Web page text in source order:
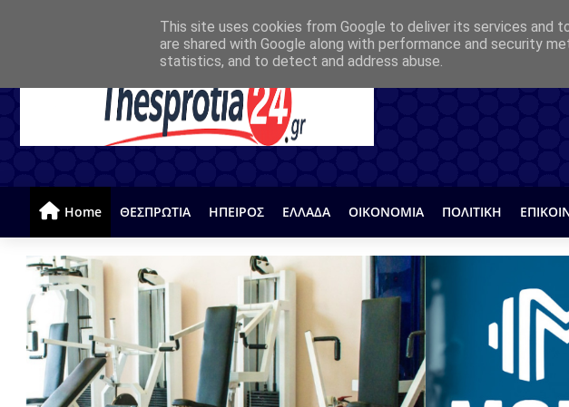
Home ΘΕΣΠΡΩΤΙΑ ΗΠΕΙΡΟΣ ΕΛΛΑΔΑ ΟΙΚΟΝΟΜΙΑ ΠΟΛΙΤΙΚΗ
This site uses cookies from Google to deliver its services and
are shared with Google along with performance and security
statistics, and to detect and address abuse.